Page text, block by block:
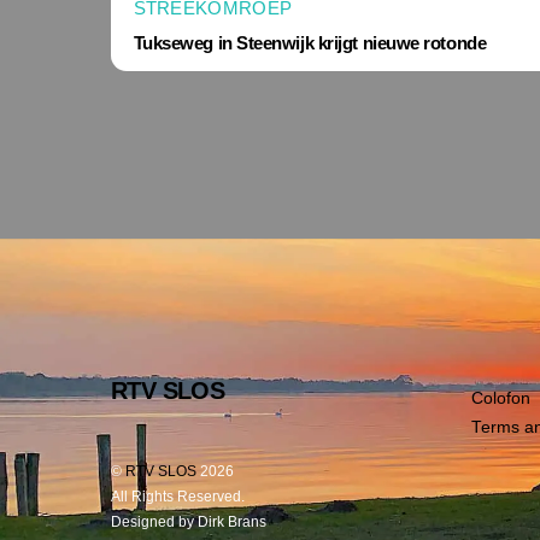
STREEKOMROEP
Tukseweg in Steenwijk krijgt nieuwe rotonde
RTV SLOS Colofon
Terms
©RTV SLOS 2026
All Rights Reserved.
Designed by Dirk Brans